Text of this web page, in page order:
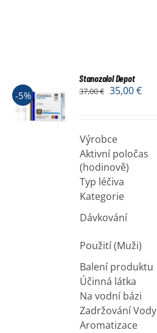
-5%
Stanozolol Depot
37,00€ 35,00€
Výrobce
Aktivní poločas
(hodinově)
Typ léčiva
Kategorie
Dávkování
Použití (Muži)
Balení produktu
Účinná látka
Na vodní bázi
Zadržování Vody
Aromatizace